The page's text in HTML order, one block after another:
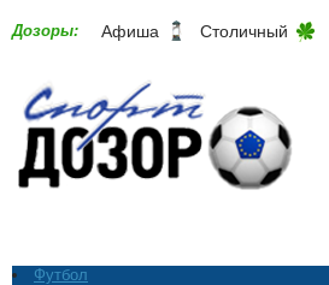
Дозоры: Афиша Столичный
Футбол